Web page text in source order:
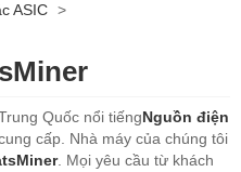
ASIC >
Quốc nổi tiếngNguồn điện
cấp. Nhà máy của chúng tôi
. Mọi yêu cầu từ khách